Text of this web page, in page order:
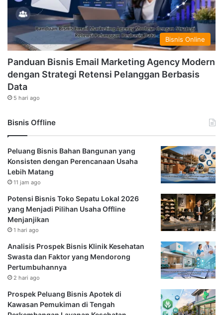
Bisnis Online
Panduan Bisnis Email Marketing Agency Modern
dengan Strategi Retensi Pelanggan Berbasis
Data
5 hari ago
Bisnis Offline
Peluang Bisnis Bahan Bangunan yang
Konsisten dengan Perencanaan Usaha
Lebih Matang
11 jam ago
Potensi Bisnis Toko Sepatu Lokal 2026
yang Menjadi Pilihan Usaha Offline
Menjanjikan
1 hari ago
Analisis Prospek Bisnis Klinik Kesehatan
Swasta dan Faktor yang Mendorong
Pertumbuhannya
2 hari ago
Prospek Peluang Bisnis Apotek di
Kawasan Pemukiman di Tengah